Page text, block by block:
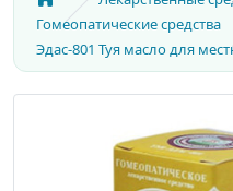
Гомеопатические средства
Эдас-801 Туя масло для